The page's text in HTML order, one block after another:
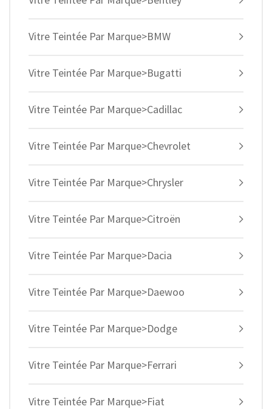
Vitre Teintée Par Marque>BMW
Vitre Teintée Par Marque>Bugatti
Vitre Teintée Par Marque>Cadillac
Vitre Teintée Par Marque>Chevrolet
Vitre Teintée Par Marque>Chrysler
Vitre Teintée Par Marque>Citroën
Vitre Teintée Par Marque>Dacia
Vitre Teintée Par Marque>Daewoo
Vitre Teintée Par Marque>Dodge
Vitre Teintée Par Marque>Ferrari
Vitre Teintée Par Marque>Fiat